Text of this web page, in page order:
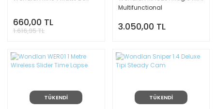
660,00 TL
1.616,95 TL
Multifunctional
3.050,00 TL
TÜKENDİ TÜKENDİ